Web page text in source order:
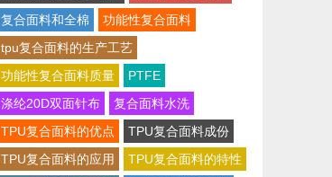
复合面料和全棉
功能性复合面料
tpu复合面料的生产工艺
功能性复合面料质量
PTFE
涤纶20D双面针布
复合面料水洗
TPU复合面料的优点
TPU复合面料成份
TPU复合面料的应用
TPU复合面料的特性